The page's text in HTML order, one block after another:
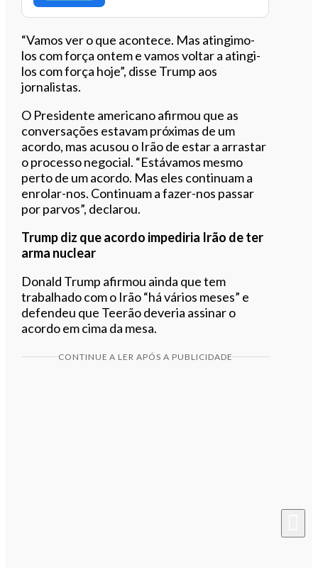
“Vamos ver o que acontece. Mas atingimo-
los com força ontem e vamos voltar a atingi-
los com força hoje”, disse Trump aos
jornalistas.
O Presidente americano afirmou que as
conversações estavam próximas de um
acordo, mas acusou o Irão de estar a arrastar
o processo negocial. “Estávamos mesmo
perto de um acordo. Mas eles continuam a
enrolar-nos. Continuam a fazer-nos passar
por parvos”, declarou.
Trump diz que acordo impediria Irão de ter
arma nuclear
Donald Trump afirmou ainda que tem
trabalhado com o Irão “há vários meses” e
defendeu que Teerão deveria assinar o
acordo em cima da mesa.
CONTINUE A LER APÓS A PUBLICIDADE